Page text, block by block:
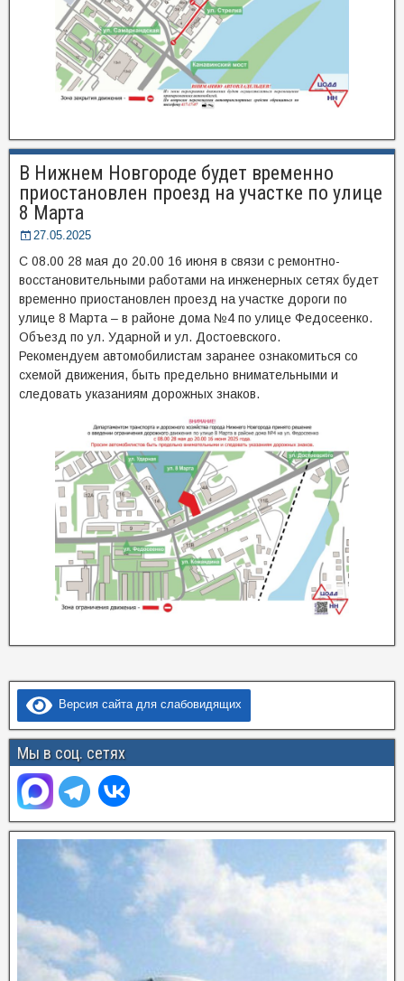
В Нижнем Новгороде будет временно
приостановлен проезд на участке по улице
8 Марта
27.05.2025
С 08.00 28 мая до 20.00 16 июня в связи с ремонтно-
восстановительными работами на инженерных сетях будет
временно приостановлен проезд на участке дороги по
улице 8 Марта – в районе дома №4 по улице Федосеенко.
Объезд по ул. Ударной и ул. Достоевского.
Рекомендуем автомобилистам заранее ознакомиться со
схемой движения, быть предельно внимательными и
следовать указаниям дорожных знаков.
Версия сайта для слабовидящих
Мы в соц. сетях